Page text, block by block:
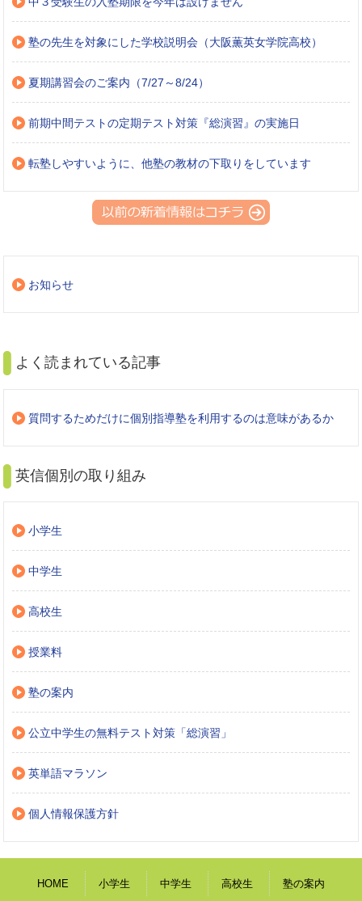
塾の先生を対象にした学校説明会（大阪薫英女学院高校）
夏期講習会のご案内（7/27～8/24）
前期中間テストの定期テスト対策『総演習』の実施日
転塾しやすいように、他塾の教材の下取りをしています
お知らせ
よく読まれている記事
質問するためだけに個別指導塾を利用するのは意味があるか
英信個別の取り組み
小学生
中学生
高校生
授業料
塾の案内
公立中学生の無料テスト対策「総演習」
英単語マラソン
個人情報保護方針
HOME 小学生 中学生 高校生 塾の案内